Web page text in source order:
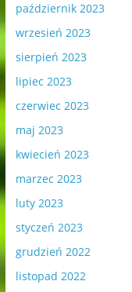
październik 2023
wrzesień 2023
sierpień 2023
lipiec 2023
czerwiec 2023
maj 2023
kwiecień 2023
marzec 2023
luty 2023
styczeń 2023
grudzień 2022
listopad 2022